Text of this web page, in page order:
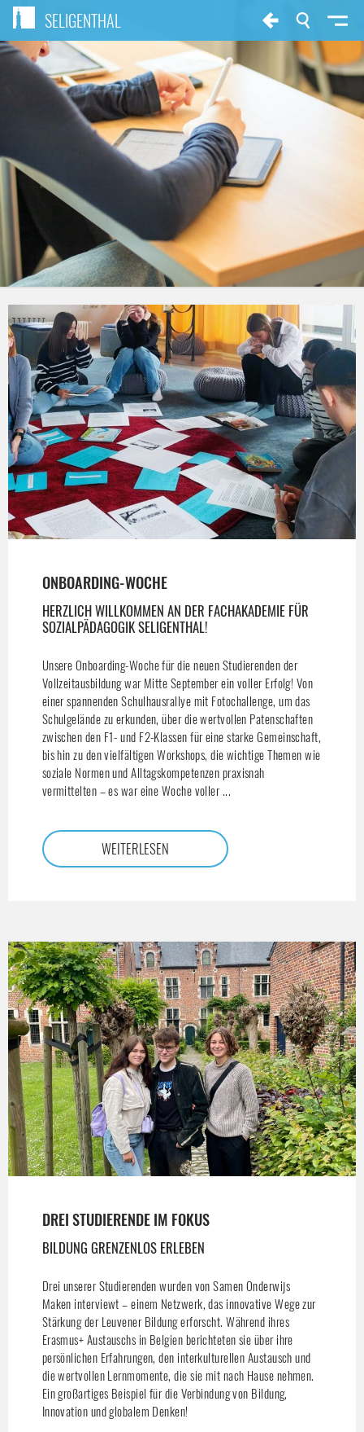
ONBOARDING-WOCHE
HERZLICH WILLKOMMEN AN DER FACHAKADEMIE FÜR
SOZIALPÄDAGOGIK SELIGENTHAL!
Unsere Onboarding-Woche für die neuen Studierenden der
Vollzeitausbildung war Mitte September ein voller Erfolg! Von
einer spannenden Schulhausrallye mit Fotochallenge, um das
Schulgelände zu erkunden, über die wertvollen Patenschaften
zwischen den F1- und F2-Klassen für eine starke Gemeinschaft,
bis hin zu den vielfältigen Workshops, die wichtige Themen wie
soziale Normen und Alltagskompetenzen praxisnah
vermittelten – es war eine Woche voller ...
WEITERLESEN
DREI STUDIERENDE IM FOKUS
BILDUNG GRENZENLOS ERLEBEN
Drei unserer Studierenden wurden von Samen Onderwijs
Maken interviewt – einem Netzwerk, das innovative Wege zur
Stärkung der Leuvener Bildung erforscht. Während ihres
Erasmus+ Austauschs in Belgien berichteten sie über ihre
persönlichen Erfahrungen, den interkulturellen Austausch und
die wertvollen Lernmomente, die sie mit nach Hause nehmen.
Ein großartiges Beispiel für die Verbindung von Bildung,
Innovation und globalem Denken!
SELIGENTHAL